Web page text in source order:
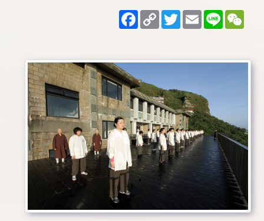
Facebook
Copy
Link
TwitterEmailLine